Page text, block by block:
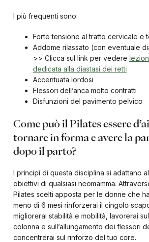
I più frequenti sono:
Forte tensione al tratto cervicale e
Addome rilassato (con eventuale
>> Clicca sul link per vedere
dedicata alla diastasi dei retti
Accentuata lordosi
Flessori dell’anca molto contratti
Disfunzioni del pavimento pelvico
Come può il Pilates essere
tornare in forma e avere la
dopo il parto?
I principi di questa disciplina si adattano
obiettivi di qualsiasi neomamma.
Pilates scelti apposta per le donne che
meno di 6 mesi rinforzerai il cingolo
migliorerai stabilità e mobilità, lavorerai
colonna e sull’allungamento dei flessori
concentrerai sul rinforzo del tuo core.